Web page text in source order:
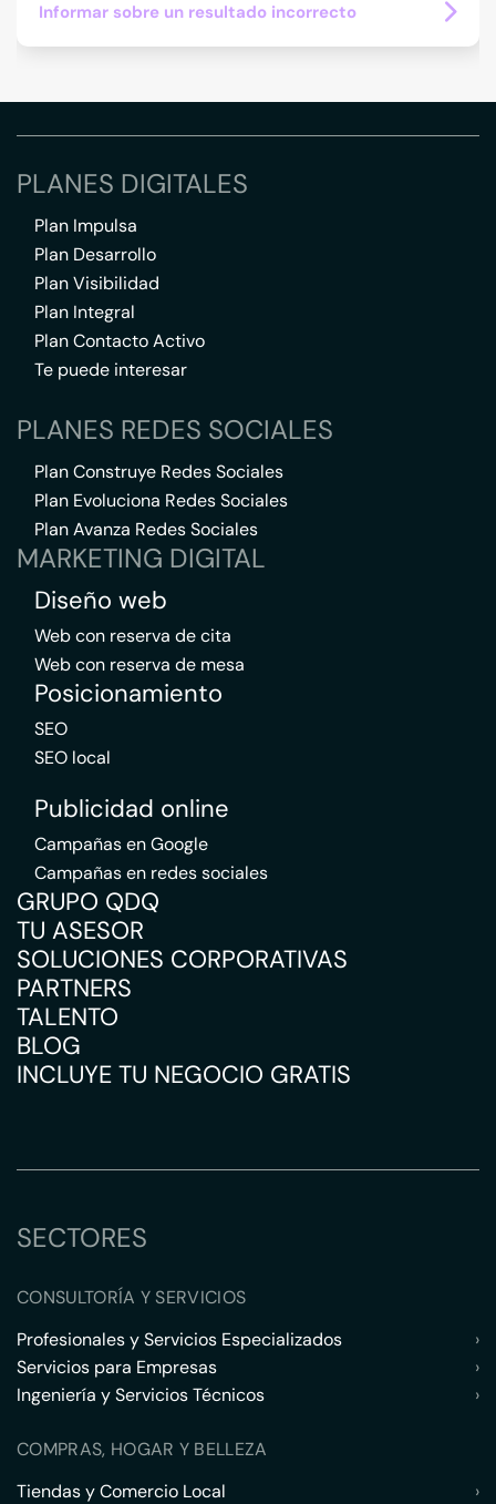
Informar sobre un resultado incorrecto
PLANES DIGITALES
Plan Impulsa
Plan Desarrollo
Plan Visibilidad
Plan Integral
Plan Contacto Activo
Te puede interesar
PLANES REDES SOCIALES
Plan Construye Redes Sociales
Plan Evoluciona Redes Sociales
Plan Avanza Redes Sociales
MARKETING DIGITAL
Diseño web
Web con reserva de cita
Web con reserva de mesa
Posicionamiento
SEO
SEO local
Publicidad online
Campañas en Google
Campañas en redes sociales
GRUPO QDQ
TU ASESOR
SOLUCIONES CORPORATIVAS
PARTNERS
TALENTO
BLOG
INCLUYE TU NEGOCIO GRATIS
SECTORES
CONSULTORÍA Y SERVICIOS
Profesionales y Servicios Especializados
›
Servicios para Empresas
›
Ingeniería y Servicios Técnicos
›
COMPRAS, HOGAR Y BELLEZA
Tiendas y Comercio Local
›